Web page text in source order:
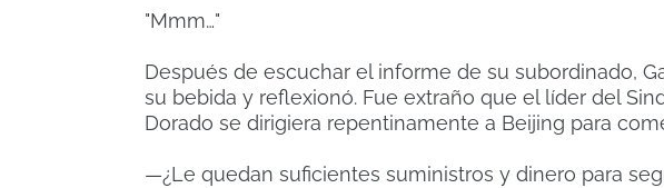
"Mmm…"
Después de escuchar el informe de su subordinado,
su bebida y reflexionó. Fue extraño que el líder del
Dorado se dirigiera repentinamente a Beijing para
—¿Le quedan suficientes suministros y dinero para